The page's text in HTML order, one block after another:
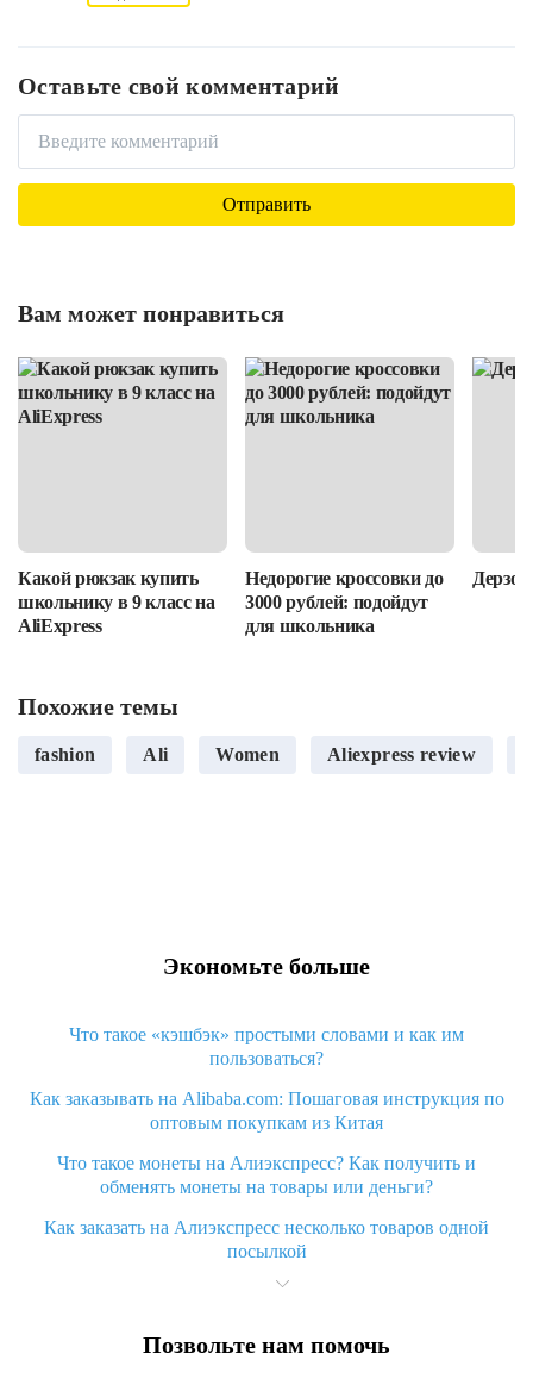
Оставьте свой комментарий
Вам может понравиться
Какой рюкзак купить
школьнику в 9 класс на
AliExpress
Недорогие кроссовки до
3000 рублей: подойдут
для школьника
Похожие темы
fashion Ali Women Aliexpress review
Экономьте больше
Что такое «кэшбэк» простыми словами и как им
пользоваться?
Как заказывать на Alibaba.com: Пошаговая инструкция по
оптовым покупкам из Китая
Что такое монеты на Алиэкспресс? Как получить и
обменять монеты на товары или деньги?
Как заказать на Алиэкспресс несколько товаров одной
посылкой
Что значит статус «Заказ закрыт» на Алиэкспресс и что
Что делать, если Алиэкспресс просит ввести паспортные
Позвольте нам помочь